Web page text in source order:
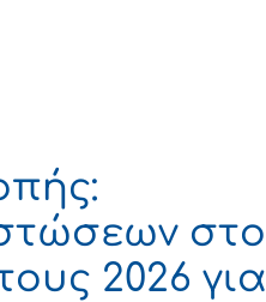
στο
2026 για